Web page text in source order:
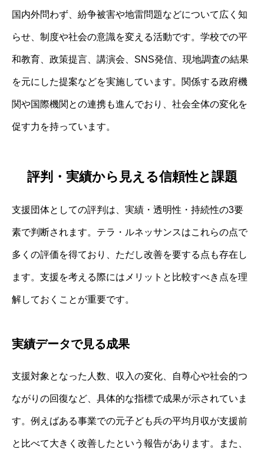
国内外問わず、紛争被害や地雷問題などについて広く知
らせ、制度や社会の意識を変える活動です。学校での平
和教育、政策提言、講演会、SNS発信、現地調査の結果
を元にした提案などを実施しています。関係する政府機
関や国際機関との連携も進んでおり、社会全体の変化を
促す力を持っています。
評判・実績から見える信頼性と課題
支援団体としての評判は、実績・透明性・持続性の3要
素で判断されます。テラ・ルネッサンスはこれらの点で
多くの評価を得ており、ただし改善を要する点も存在し
ます。支援を考える際にはメリットと比較すべき点を理
解しておくことが重要です。
実績データで見る成果
支援対象となった人数、収入の変化、自尊心や社会的つ
ながりの回復など、具体的な指標で成果が示されていま
す。例えばある事業での元子ども兵の平均月収が支援前
と比べて大きく改善したという報告があります。また、